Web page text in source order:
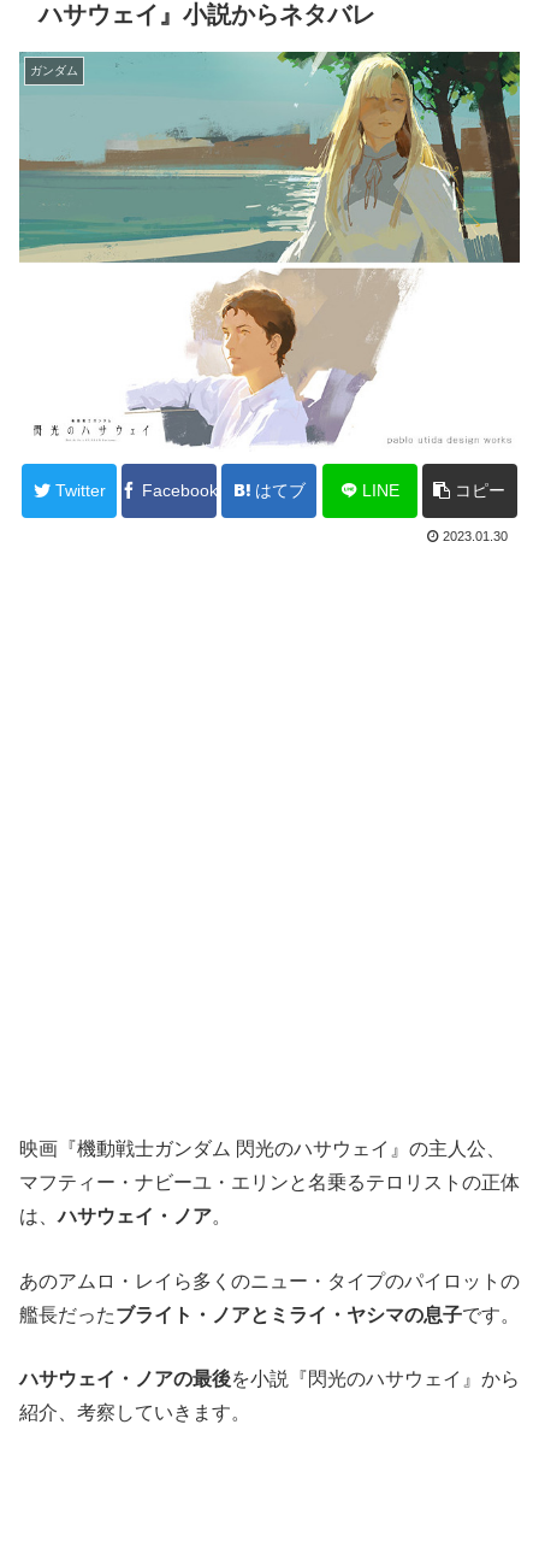
ハサウェイ』小説からネタバレ
ガンダム
Twitter Facebook はてブ LINE コピー
2023.01.30
映画『機動戦士ガンダム 閃光のハサウェイ』の主人公、
マフティー・ナビーユ・エリンと名乗るテロリストの正体
は、ハサウェイ・ノア。
あのアムロ・レイら多くのニュー・タイプのパイロットの
艦長だったブライト・ノアとミライ・ヤシマの息子です。
ハサウェイ・ノアの最後を小説『閃光のハサウェイ』から
紹介、考察していきます。